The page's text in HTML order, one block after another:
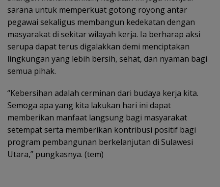
sarana untuk memperkuat gotong royong antar
pegawai sekaligus membangun kedekatan dengan
masyarakat di sekitar wilayah kerja. Ia berharap aksi
serupa dapat terus digalakkan demi menciptakan
lingkungan yang lebih bersih, sehat, dan nyaman bagi
semua pihak.
“Kebersihan adalah cerminan dari budaya kerja kita.
Semoga apa yang kita lakukan hari ini dapat
memberikan manfaat langsung bagi masyarakat
setempat serta memberikan kontribusi positif bagi
program pembangunan berkelanjutan di Sulawesi
Utara,” pungkasnya. (tem)